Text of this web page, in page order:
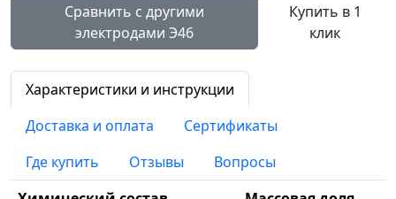
Сравнить с другими
электродами Э46
Купить в 1
клик
Характеристики и инструкции
Доставка и оплата
Сертификаты
Где купить
Отзывы
Вопросы